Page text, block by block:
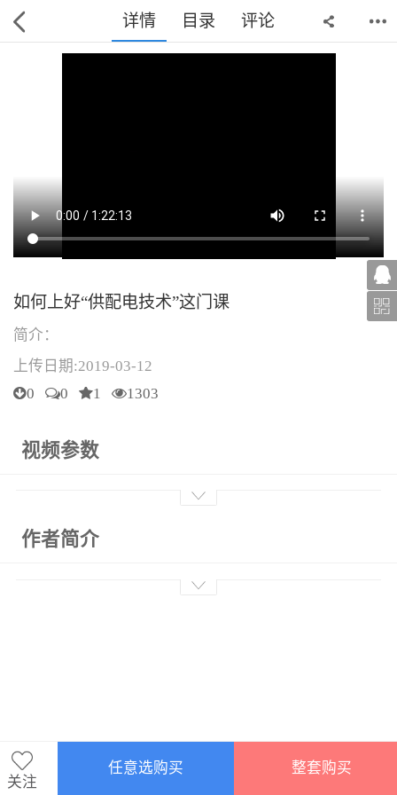
详情 目录 评论
如何上好“供配电技术”这门课
简介：
上传日期:2019-03-12
0 0 1 1303
视频参数
作者简介
关注
任意选购买 整套购买